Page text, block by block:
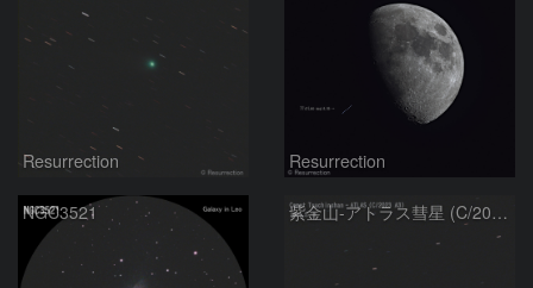
Resurrection Resurrection
NGC3521 紫金山-アトラス彗星 (C/2023 A3) 2024.5.14